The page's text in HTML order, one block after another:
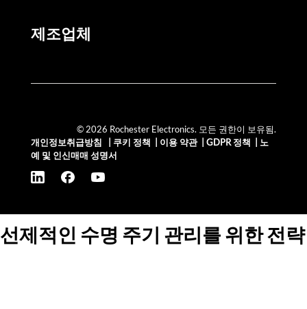
제조업체
© 2026 Rochester Electronics. 모든 권한이 보유됨.
개인정보취급방침
쿠키 정책 이용 약관| GDPR 정책
노
예 및 인신매매 성명서
선제적인 수명 주기 관리를 위한 전략